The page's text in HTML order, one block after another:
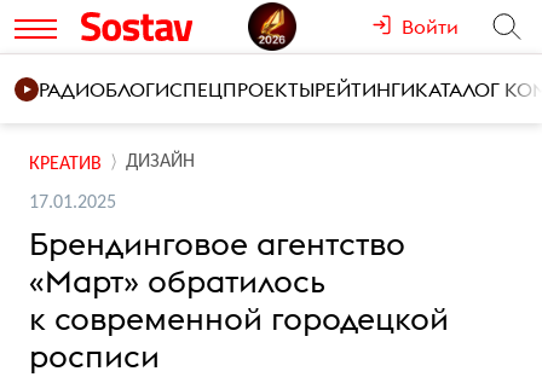
Войти
РАДИОБЛОГИСПЕЦПРОЕКТЫРЕЙТИНГИКАТАЛОГ
КРЕАТИВ ДИЗАЙН
17.01.2025
Брендинговое агентство
«Март» обратилось
к современной городецкой
росписи